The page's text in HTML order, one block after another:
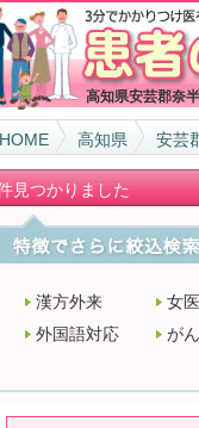
高知県安芸郡奈
HOME 高知県 安芸
見つかりました
漢方外来 女
外国語対応
が